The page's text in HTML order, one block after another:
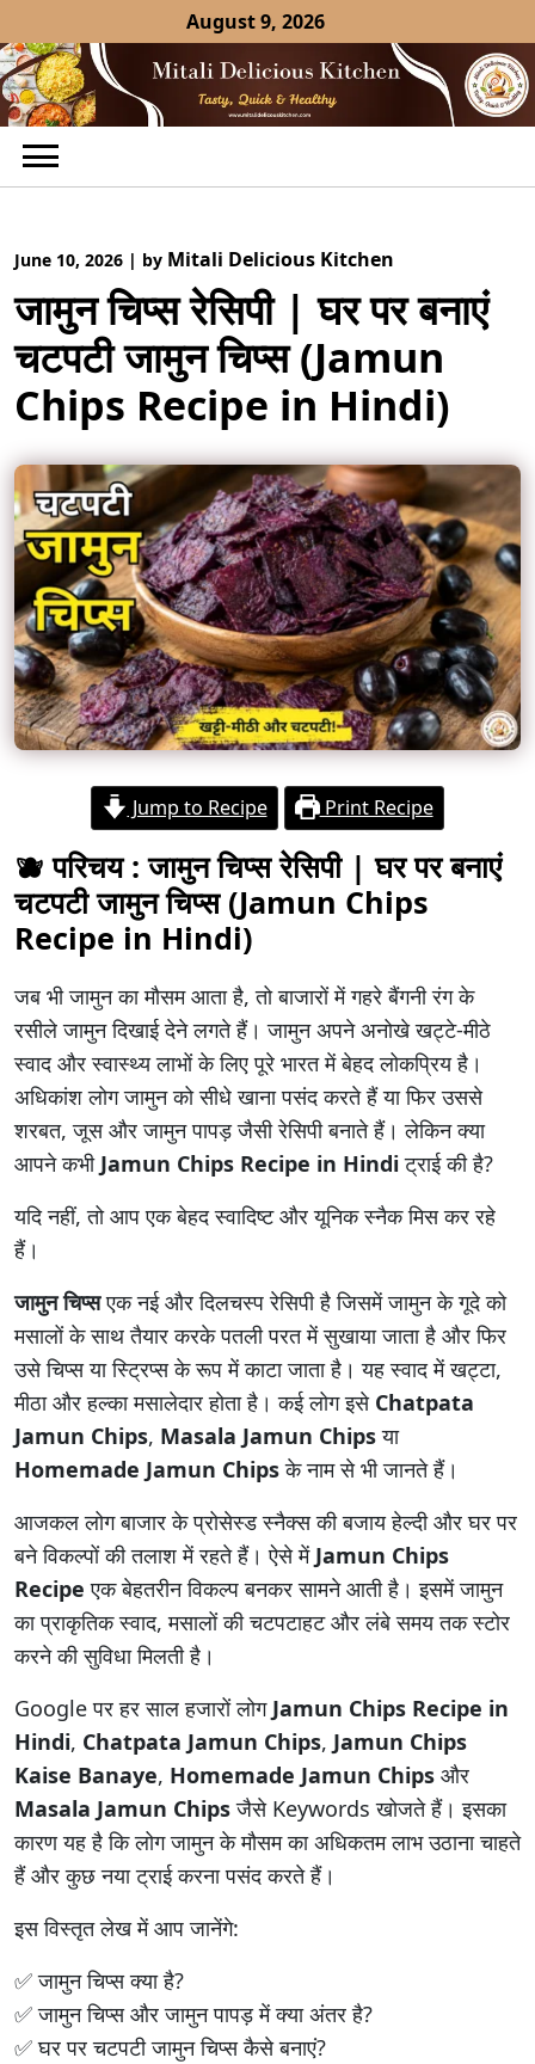
to
content
August 9, 2026
June 10, 2026 | by Mitali Delicious Kitchen
जामुन चिप्स रेसिपी | घर पर बनाएं
चटपटी जामुन चिप्स (Jamun
Chips Recipe in Hindi)
Jump to Recipe Print Recipe
🫐 परिचय : जामुन चिप्स रेसिपी | घर पर बनाएं
चटपटी जामुन चिप्स (Jamun Chips
Recipe in Hindi)
जब भी जामुन का मौसम आता है, तो बाजारों में गहरे बैंगनी रंग के
रसीले जामुन दिखाई देने लगते हैं। जामुन अपने अनोखे खट्टे-मीठे
स्वाद और स्वास्थ्य लाभों के लिए पूरे भारत में बेहद लोकप्रिय है।
अधिकांश लोग जामुन को सीधे खाना पसंद करते हैं या फिर उससे
शरबत, जूस और जामुन पापड़ जैसी रेसिपी बनाते हैं। लेकिन क्या
आपने कभी Jamun Chips Recipe in Hindiट्राई की है?
यदि नहीं, तो आप एक बेहद स्वादिष्ट और यूनिक स्नैक मिस कर रहे
हैं।
जामुन चिप्सएक नई और दिलचस्प रेसिपी है जिसमें जामुन के गूदे को
मसालों के साथ तैयार करके पतली परत में सुखाया जाता है और फिर
उसे चिप्स या स्ट्रिप्स के रूप में काटा जाता है। यह स्वाद में खट्टा,
मीठा और हल्का मसालेदार होता है। कई लोग इसे Chatpata
Jamun Chips, Masala Jamun Chipsया
Homemade Jamun Chipsके नाम से भी जानते हैं।
आजकल लोग बाजार के प्रोसेस्ड स्नैक्स की बजाय हेल्दी और घर पर
बने विकल्पों की तलाश में रहते हैं। ऐसे में Jamun Chips
Recipe एक बेहतरीन विकल्प बनकर सामने आती है। इसमें जामुन
का प्राकृतिक स्वाद, मसालों की चटपटाहट और लंबे समय तक स्टोर
करने की सुविधा मिलती है।
Google पर हर साल हजारों लोग Jamun Chips Recipe in
Hindi, Chatpata Jamun Chips, Jamun Chips
Kaise Banaye, Homemade Jamun Chips और
Masala Jamun Chipsजैसे Keywords खोजते हैं। इसका
कारण यह है कि लोग जामुन के मौसम का अधिकतम लाभ उठाना चाहते
हैं और कुछ नया ट्राई करना पसंद करते हैं।
इस विस्तृत लेख में आप जानेंगे:
✅ जामुन चिप्स क्या है?
✅ जामुन चिप्स और जामुन पापड़ में क्या अंतर है?
✅ घर पर चटपटी जामुन चिप्स कैसे बनाएं?